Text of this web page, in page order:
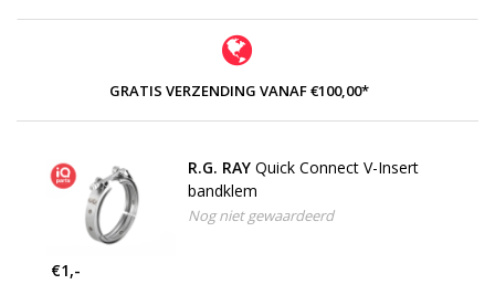
GRATIS VERZENDING VANAF €100,00*
R.G. RAY Quick Connect V-Insert
bandklem
Nog niet gewaardeerd
€1,-